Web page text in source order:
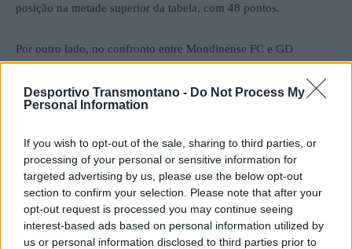
Desportivo Transmontano - Do Not Process My
Personal Information
If you wish to opt-out of the sale, sharing to third parties, or
processing of your personal or sensitive information for
targeted advertising by us, please use the below opt-out
section to confirm your selection. Please note that after your
opt-out request is processed you may continue seeing
interest-based ads based on personal information utilized by
us or personal information disclosed to third parties prior to
posição na metade superior da tabela, com 48 pontos.
Por outro lado, no confronto entre Mondinense FC e GD
um golo de Betinho. O Mondinense FC , cai para o quarto lugar,
com 53 pontos, enquanto a formação da “Capital do folar” sobe
O SC Mesão Frio venceu o Atei FC por 3-0, com golos de Fred
Coelho, Rui Azevedo e Montenegro, alcançando, assim, os 38
pontos e aproximando-se dos lugares intermédios da
classificação. Já o Atei FC permanece com 34 pontos.